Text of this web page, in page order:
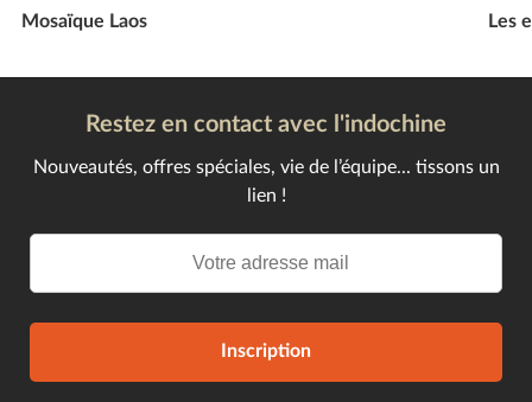
Mosaïque Laos Les
Restez en contact avec l'indochine
Nouveautés, offres spéciales, vie de l’équipe... tissons un
lien !
Inscription